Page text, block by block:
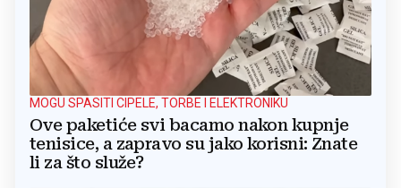
MOGU SPASITI CIPELE, TORBE I ELEKTRONIKU
Ove paketiće svi bacamo nakon kupnje
tenisice, a zapravo su jako korisni: Znate
li za što služe?